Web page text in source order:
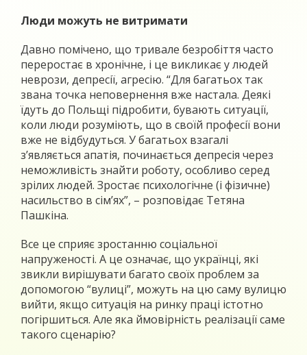
Люди можуть не витримати
Давно помічено, що тривале безробіття часто
переростає в хронічне, і це викликає у людей
неврози, депресії, агресію. “Для багатьох так
звана точка неповернення вже настала. Деякі
їдуть до Польщі підробити, бувають ситуації,
коли люди розуміють, що в своїй професії вони
вже не відбудуться. У багатьох взагалі
з’являється апатія, починається депресія через
неможливість знайти роботу, особливо серед
зрілих людей. Зростає психологічне (і фізичне)
насильство в сім’ях”, – розповідає Тетяна
Пашкіна.
Все це сприяє зростанню соціальної
напруженості. А це означає, що українці, які
звикли вирішувати багато своїх проблем за
допомогою “вулиці”, можуть на цю саму вулицю
вийти, якщо ситуація на ринку праці істотно
погіршиться. Але яка ймовірність реалізації саме
такого сценарію?